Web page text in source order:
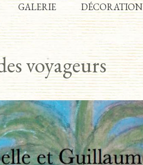
GALERIE DÉCORATION
voyageurs